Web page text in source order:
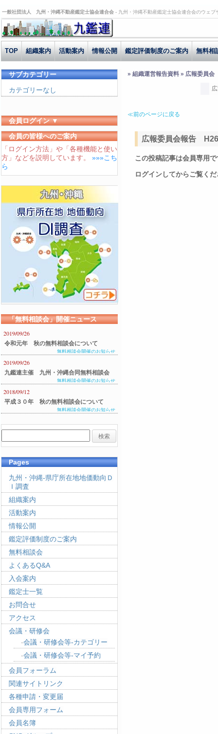
一般社団法人 九州・沖縄不動産鑑定士協会連合会 - 九州・沖縄不動産鑑定士協会連合会のウェ
TOP 組織案内 活動案内 情報公開 鑑定評価制度のご案内 無料相
» 組織運営報告資料 » 広報委員会
≪前のページに戻る
広報委員会報告
この投稿記事は会員専用
ログインしてからご覧く
サブカテゴリー
カテゴリーなし
会員ログイン ▼
ユーザーID
パスワード
会員の皆様へのご案内
「ログイン方法」や「各種機能と使い
方」などを説明しています。 »»»こち
ら
「無料相談会」開催ニュース
2019/09/26
令和元年 秋の無料相談会について
無料相談会開催のお知らせ
2019/09/26
九鑑連主催 九州・沖縄合同無料相談会
のご案内
無料相談会開催のお知らせ
2018/09/12
平成３０年 秋の無料相談会について
無料相談会開催のお知らせ
Pages
九州・沖縄-県庁所在地地価動向Ｄ
Ｉ調査
組織案内
活動案内
情報公開
鑑定評価制度のご案内
無料相談会
よくあるQ&A
入会案内
鑑定士一覧
お問合せ
アクセス
会議・研修会
会議・研修会等-カテゴリー
会議・研修会等-マイ予約
会員フォーラム
関連サイトリンク
各種申請・変更届
会員専用フォーム
会員名簿